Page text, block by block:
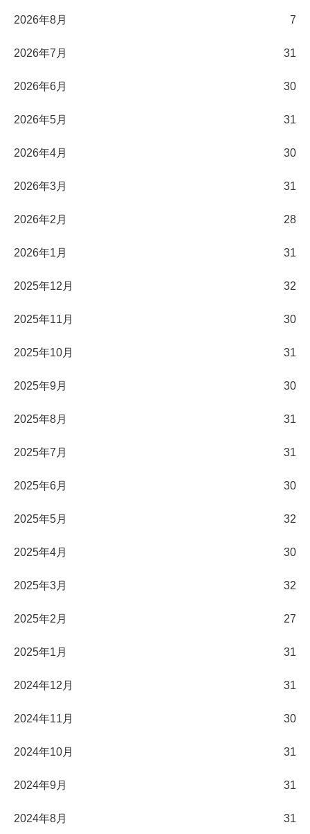
2026年8月 7
2026年7月 31
2026年6月 30
2026年5月 31
2026年4月 30
2026年3月 31
2026年2月 28
2026年1月 31
2025年12月 32
2025年11月 30
2025年10月 31
2025年9月 30
2025年8月 31
2025年7月 31
2025年6月 30
2025年5月 32
2025年4月 30
2025年3月 32
2025年2月 27
2025年1月 31
2024年12月 31
2024年11月 30
2024年10月 31
2024年9月 31
2024年8月 31